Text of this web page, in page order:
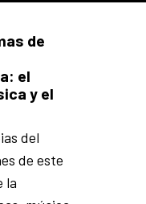
de
el
y el
del
de este
la